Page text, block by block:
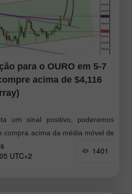
para o OURO em 5-7
acima de $4,116
um sinal positivo, poderemos
compra acima da média móvel de
US$ 4.116, ou, em caso de um
UTC+2
1401